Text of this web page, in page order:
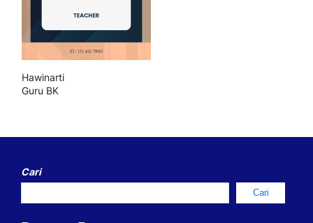
Hawinarti
Guru BK
Cari
Cari